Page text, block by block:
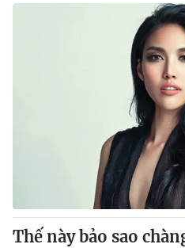
Thế này bảo sao